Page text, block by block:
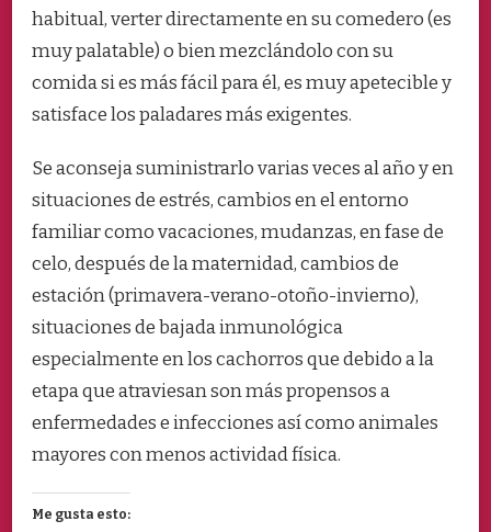
habitual, verter directamente en su comedero (es
muy palatable) o bien mezclándolo con su
comida si es más fácil para él, es muy apetecible y
satisface los paladares más exigentes.
Se aconseja suministrarlo varias veces al año y en
situaciones de estrés, cambios en el entorno
familiar como vacaciones, mudanzas, en fase de
celo, después de la maternidad, cambios de
estación (primavera-verano-otoño-invierno),
situaciones de bajada inmunológica
especialmente en los cachorros que debido a la
etapa que atraviesan son más propensos a
enfermedades e infecciones así como animales
mayores con menos actividad física.
Me gusta esto: